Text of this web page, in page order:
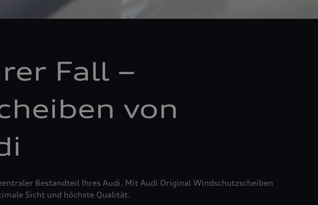
Fall –
von
Bestandteil Ihres Audi. Mit Audi Original Windschutzscheiben
Sicht und höchste Qualität.